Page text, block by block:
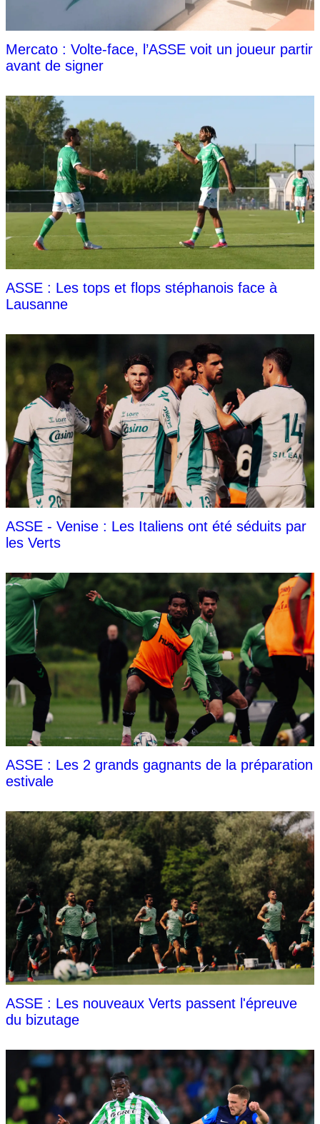
Mercato : Volte-face, l’ASSE voit un joueur partir
avant de signer
ASSE : Les tops et flops stéphanois face à
Lausanne
ASSE - Venise : Les Italiens ont été séduits par
les Verts
ASSE : Les 2 grands gagnants de la préparation
estivale
ASSE : Les nouveaux Verts passent l'épreuve
du bizutage